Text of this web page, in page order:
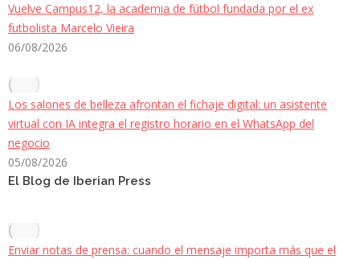
Vuelve Campus12, la academia de fútbol fundada por el ex
futbolista Marcelo Vieira
06/08/2026
Los salones de belleza afrontan el fichaje digital: un asistente
virtual con IA integra el registro horario en el WhatsApp del
negocio
05/08/2026
El Blog de Iberian Press
Enviar notas de prensa: cuando el mensaje importa más que el